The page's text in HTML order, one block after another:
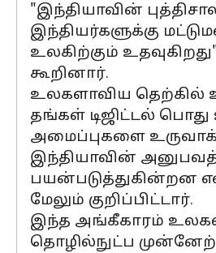
"இந்தியாவின்
இந்தியர்களுக்கு
உலகிற்கும்
கூறினார்.
உலகளாவிய தெற்கில்
தங்கள் டிஜிட்டல்
அமைப்புகளை
இந்தியாவின்
பயன்படுத்துகின்றன
மேலும் குறிப்பிட்டார்.
இந்த அங்கீகாரம்
தொழில்நுட்ப